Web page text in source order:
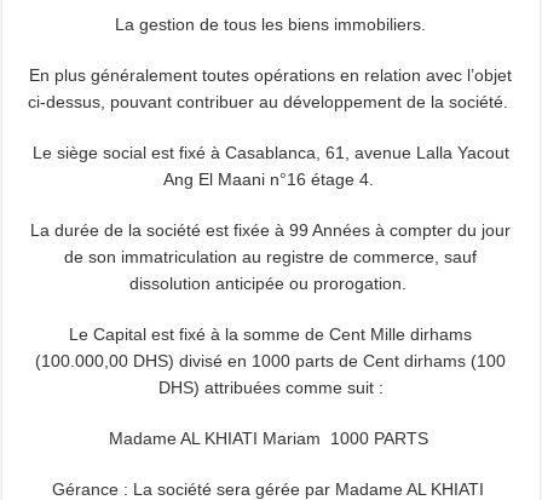
La gestion de tous les biens immobiliers.
En plus généralement toutes opérations en relation avec l’objet
ci-dessus, pouvant contribuer au développement de la société.
Le siège social est fixé à Casablanca, 61, avenue Lalla Yacout
Ang El Maani n°16 étage 4.
La durée de la société est fixée à 99 Années à compter du jour
de son immatriculation au registre de commerce, sauf
dissolution anticipée ou prorogation.
Le Capital est fixé à la somme de Cent Mille dirhams
(100.000,00 DHS) divisé en 1000 parts de Cent dirhams (100
DHS) attribuées comme suit :
Madame AL KHIATI Mariam 1000 PARTS
Gérance : La société sera gérée par Madame AL KHIATI